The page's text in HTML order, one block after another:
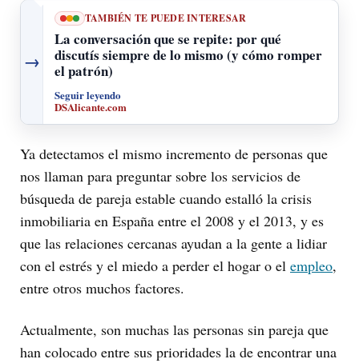
→
TAMBIÉN TE PUEDE INTERESAR
La conversación que se repite: por qué
discutís siempre de lo mismo (y cómo romper
el patrón)
Seguir leyendo
DSAlicante.com
Ya detectamos el mismo incremento de personas que
nos llaman para preguntar sobre los servicios de
búsqueda de pareja estable cuando estalló la crisis
inmobiliaria en España entre el 2008 y el 2013, y es
que las relaciones cercanas ayudan a la gente a lidiar
con el estrés y el miedo a perder el hogar o el empleo,
entre otros muchos factores.
Actualmente, son muchas las personas sin pareja que
han colocado entre sus prioridades la de encontrar una